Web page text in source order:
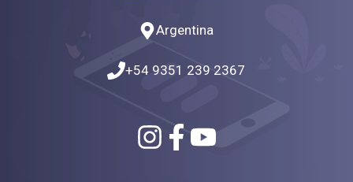
Argentina
+54 9351 239 2367